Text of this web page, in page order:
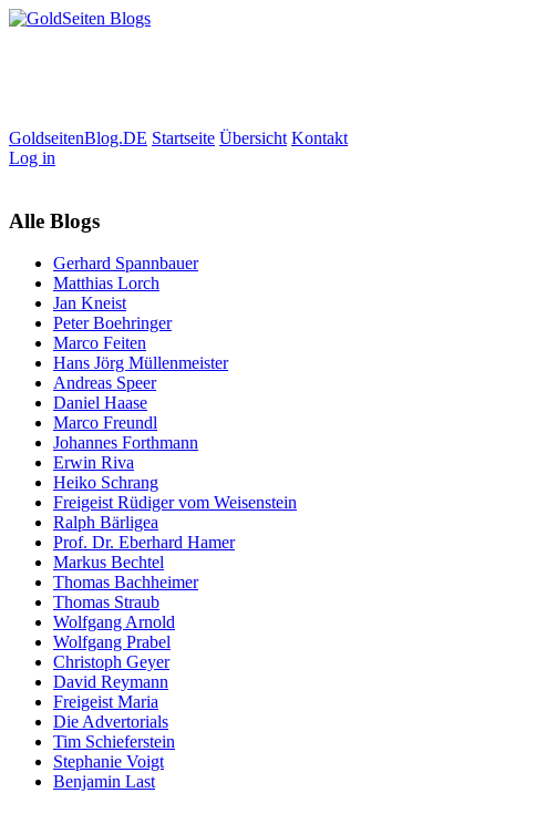
GoldseitenBlog.DE Startseite Übersicht Kontakt
Log in
Alle Blogs
Gerhard Spannbauer
Matthias Lorch
Jan Kneist
Peter Boehringer
Marco Feiten
Hans Jörg Müllenmeister
Andreas Speer
Daniel Haase
Marco Freundl
Johannes Forthmann
Erwin Riva
Heiko Schrang
Freigeist Rüdiger vom Weisenstein
Ralph Bärligea
Prof. Dr. Eberhard Hamer
Markus Bechtel
Thomas Bachheimer
Thomas Straub
Wolfgang Arnold
Wolfgang Prabel
Christoph Geyer
David Reymann
Freigeist Maria
Die Advertorials
Tim Schieferstein
Stephanie Voigt
Benjamin Last